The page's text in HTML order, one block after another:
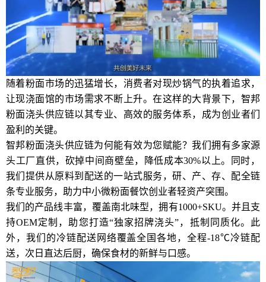
随着粉面市场的迅猛增长，消费者对现炒锅气的执着追求，
让现浇面馆的市场需求不断上升。在这样的大背景下，智邦
粉面浇头供应链以其专业、高效的服务体系，成为创业者们
盈利的关键。
智邦粉面浇头供应链为何能有效为您赋能？我们拥有多家源
头工厂直供，砍掉中间商壁垒，降低成本30%以上。同时，
我们提供从原料到配送的一站式服务，研、产、存、配全链
条专业服务，助力中小微粉面餐饮创业者轻资产突围。
我们的产品线丰富，覆盖南北味型，拥有1000+SKU。并且支
持OEM定制，助您打造“独家招牌浇头”，抵制同质化。此
外，我们的冷链配送网络覆盖全国各地，全程-18℃冷链配
送，次日直达后厨，确保食材的新鲜与口感。